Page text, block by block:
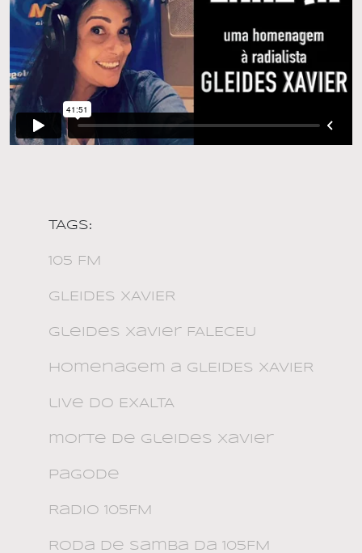
TAGS:
105 FM
GLEIDES XAVIER
Gleides Xavier FALECEU
Homenagem a GLEIDES XAVIER
live do EXALTA
morte de Gleides Xavier
Pagode
Radio 105FM
Roda de Samba da 105FM